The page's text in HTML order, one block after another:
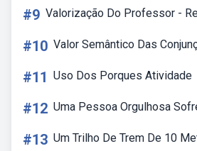
#9 Valorização Do Professor -
#10 Valor Semântico Das
#11 Uso Dos Porques Atividade
#12 Uma Pessoa Orgulhosa
#13 Um Trilho De Trem De 10